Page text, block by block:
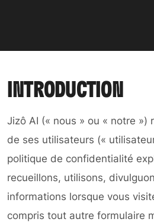
INTRODUCTION
Jizô AI (« nous » ou « notre »)
de ses utilisateurs («
politique de confidentialité
recueillons, utilisons,
informations lorsque vous
compris tout autre formulaire